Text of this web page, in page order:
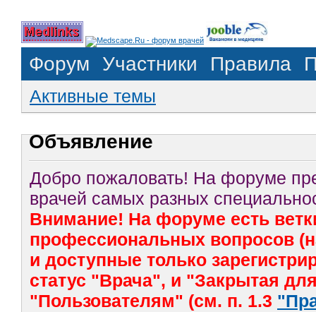
Форум Участники Правила
Активные темы
Объявление
Добро пожаловать! На форуме
врачей самых разных
Внимание! На форуме есть
профессиональных вопросов
и доступные только
статус "Врача", и "Закрытая
"Пользователям" (см. п. 1.3